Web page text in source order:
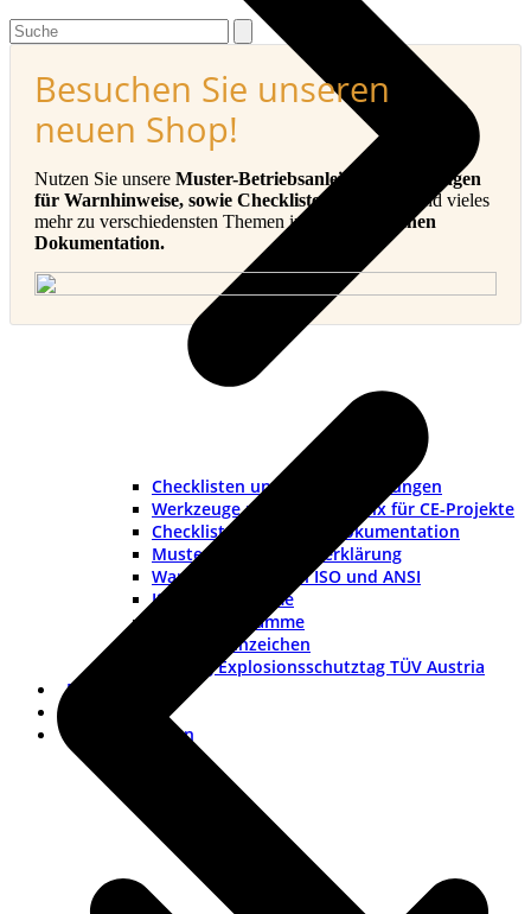
Checklisten und Musteranleitungen
Werkzeuge und Rollenmatrix für CE-Projekte
Checkliste Lieferantendokumentation
Muster-Konformitätserklärung
Warnhinweise nach ISO und ANSI
ISO-Piktogramme
ANSI-Piktogramme
Länderkennzeichen
Vortrag Explosionsschutztag TÜV Austria
Branchen
Dokumentation
Search
Besuchen Sie unseren
neuen Shop!
Nutzen Sie unsere Muster-Betriebsanleitungen, Vorlagen
für Warnhinweise, sowie Checklisten, E-Books
und vieles
mehr zu verschiedensten Themen in der
Technischen
Dokumentation.